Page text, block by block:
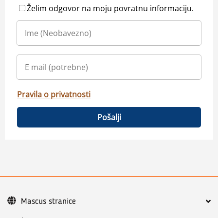
Želim odgovor na moju povratnu informaciju.
Pravila o privatnosti
Pošalji
Mascus stranice